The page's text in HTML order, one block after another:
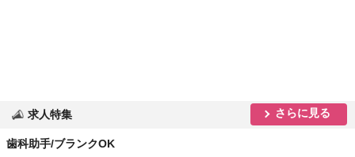
求人特集 さらに見る
歯科助手/ブランクOK